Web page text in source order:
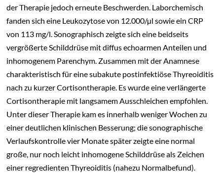
der Therapie jedoch erneute Beschwerden. Laborchemisch
fanden sich eine Leukozytose von 12.000/µl sowie ein CRP
von 113 mg/l. Sonographisch zeigte sich eine beidseits
vergrößerte Schilddrüse mit diffus echoarmen Anteilen und
inhomogenem Parenchym. Zusammen mit der Anamnese
charakteristisch für eine subakute postinfektiöse Thyreoiditis
nach zu kurzer Cortisontherapie. Es wurde eine verlängerte
Cortisontherapie mit langsamem Ausschleichen empfohlen.
Unter dieser Therapie kam es innerhalb weniger Wochen zu
einer deutlichen klinischen Besserung; die sonographische
Verlaufskontrolle vier Monate später zeigte eine normal
große, nur noch leicht inhomogene Schilddrüse als Zeichen
einer regredienten Thyreoiditis (nahezu Normalbefund).